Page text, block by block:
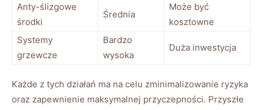
Anty-ślizgowe
środki
Średnia
Może być
kosztowne
Systemy
grzewcze
Bardzo
wysoka
Duża⁣ inwestycja
Każde z tych ⁢działań⁤ ma‍ na celu zminimalizowanie ryzyka
oraz⁢ zapewnienie ​maksymalnej przyczepności. Przyszłe